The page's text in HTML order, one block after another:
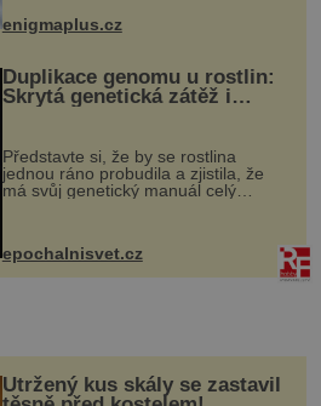
enigmaplus.cz
Duplikace genomu u rostlin:
Skrytá genetická zátěž i
Představte si, že by se rostlina
jednou ráno probudila a zjistila, že
má svůj genetický manuál celý
vstupenka...
epochalnisvet.cz
Utržený kus skály se zastavil